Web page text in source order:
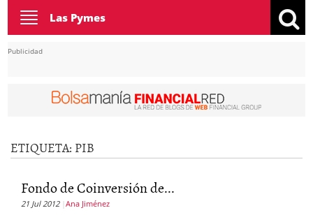
Toggle
navigation
Las Pymes
Publicidad
ETIQUETA: PIB
Fondo de Coinversión de...
21 Jul 2012 Ana Jiménez